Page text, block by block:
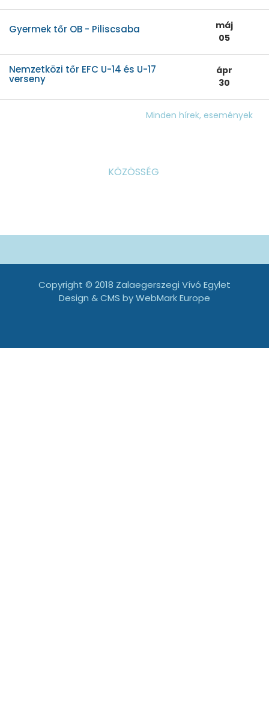
Gyermek tőr OB - Piliscsaba
máj
05
Nemzetközi tőr EFC U-14 és U-17
verseny
ápr
30
Minden hírek, események
KÖZÖSSÉG
Copyright © 2018 Zalaegerszegi Vívó Egylet
Design & CMS byWebMark Europe